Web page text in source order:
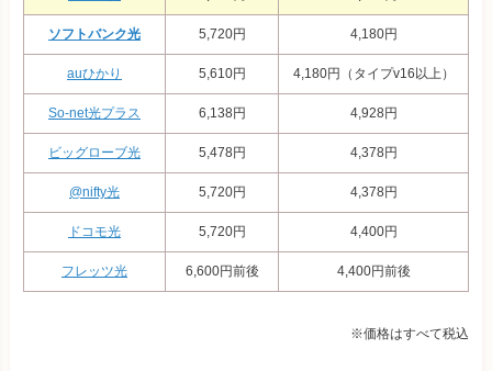
ソフトバンク光 5,720円 4,180円
auひかり 5,610円 4,180円（タイプv16以上）
So-net光プラス 6,138 円 4,928 円
ビッグローブ光 5,478 円 4,378 円
@nifty光 5,720円 4,378 円
ドコモ光 5,720円 4,400円
フレッツ光 6,600円前後 4,400円前後
※価格はすべて税込